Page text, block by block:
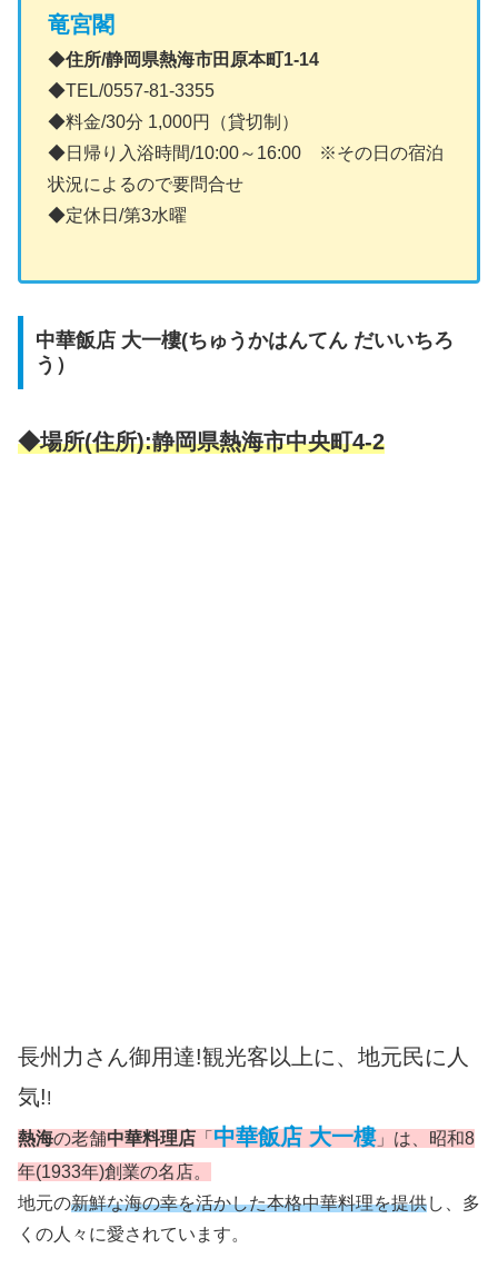
竜宮閣
◆住所/静岡県熱海市田原本町1-14
◆TEL/0557-81-3355
◆料金/30分 1,000円（貸切制）
◆日帰り入浴時間/10:00～16:00 ※その日の宿泊
状況によるので要問合せ
◆定休日/第3水曜
中華飯店 大一樓(ちゅうかはんてん だいいちろ
う）
◆場所(住所):静岡県熱海市中央町4-2
長州力さん御用達!観光客以上に、地元民に人
気!!
熱海の老舗中華料理店 「 中華飯店 大一樓」は、昭和8
年(1933年)創業の名店。
地元の新鮮な海の幸を活かした本格中華料理を提供し、多
くの人々に愛されています。